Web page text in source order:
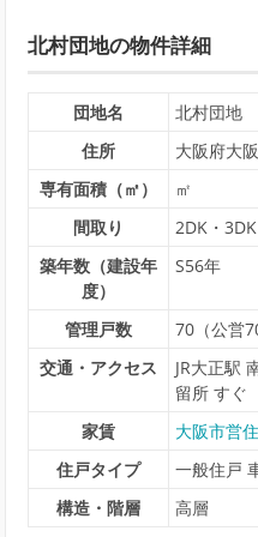
北村団地の物件詳細
団地名
北村団地
住所
大阪府大
専有面積（㎡）
㎡
間取り
2DK・3DK
築年数（建設年
度）
S56年
管理戸数
70（公営
交通・アクセス
JR大正駅
留所 すぐ
家賃
大阪市営
住戸タイプ
一般住戸
構造・階層
高層